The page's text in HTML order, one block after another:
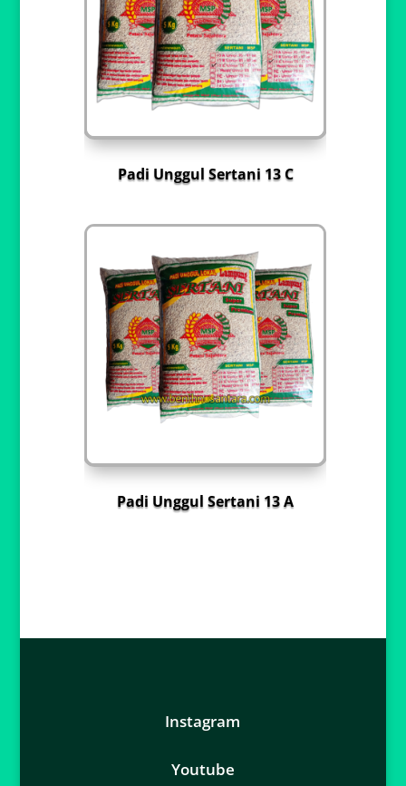
Padi Unggul Sertani 13 C
Padi Unggul Sertani 13 A
Instagram
Youtube